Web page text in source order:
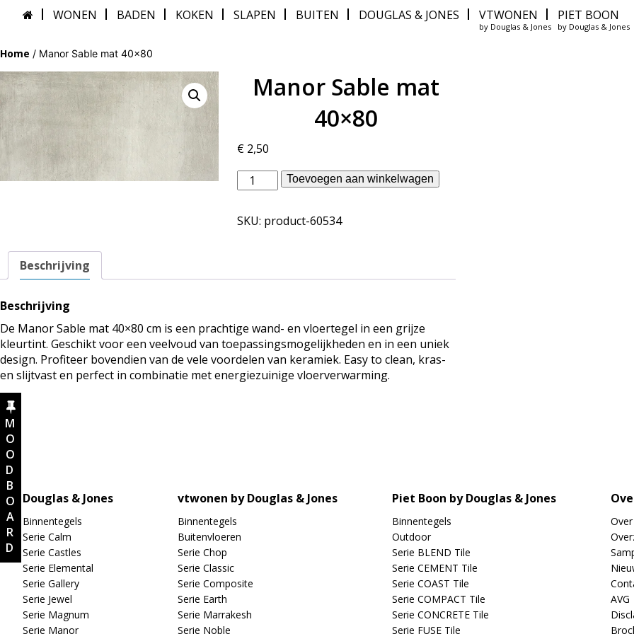
WONEN BADEN KOKEN SLAPEN BUITEN DOUGLAS & JONES VTWONEN
by Douglas & Jones
PIET BOON
by Douglas & Jones
Home / Manor Sable mat 40×80
Manor Sable mat
40×80
€2,50
Douglas
Jones
-
Toevoegen aan winkelwagen
SKU: product-60534
Beschrijving
Beschrijving
De Manor Sable mat 40×80 cm is een prachtige wand- en vloertegel in een grijze
kleurtint. Geschikt voor een veelvoud van toepassingsmogelijkheden en in een uniek
design. Profiteer bovendien van de vele voordelen van keramiek. Easy to clean, kras-
en slijtvast en perfect in combinatie met energiezuinige vloerverwarming.
Douglas & Jones
Binnentegels
Serie Calm
Serie Castles
Serie Elemental
Serie Gallery
Serie Jewel
Serie Magnum
Serie Manor
vtwonen by Douglas & Jones
Binnentegels
Buitenvloeren
Serie Chop
Serie Classic
Serie Composite
Serie Earth
Serie Marrakesh
Serie Noble
Piet Boon by Douglas & Jones
Binnentegels
Outdoor
Serie BLEND Tile
Serie CEMENT Tile
Serie COAST Tile
Serie COMPACT Tile
Serie CONCRETE Tile
Serie FUSE Tile
AVG
MOODBOARD